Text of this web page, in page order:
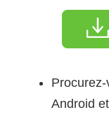
Android